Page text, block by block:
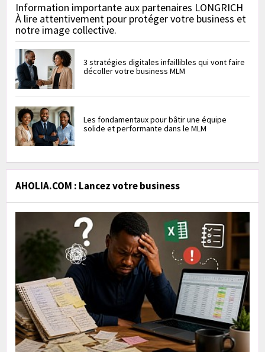
Information importante aux partenaires LONGRICH
À lire attentivement pour protéger votre business et
notre image collective.
3 stratégies digitales infaillibles qui vont faire
décoller votre business MLM
Les fondamentaux pour bâtir une équipe
solide et performante dans le MLM
AHOLIA.COM : Lancez votre business